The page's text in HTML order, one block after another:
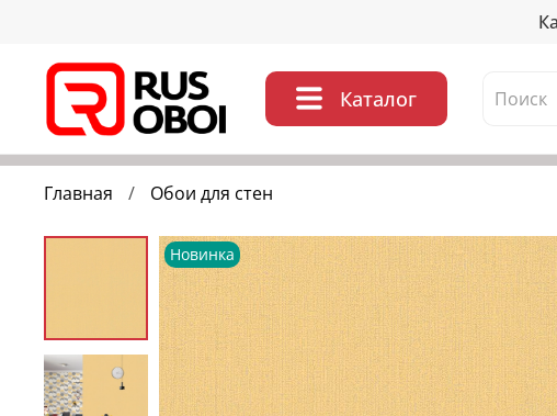
Каталог
Главная Обои для стен
Новинка